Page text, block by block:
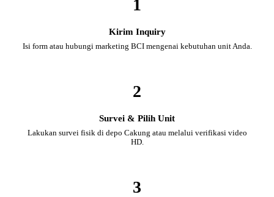
1
Kirim Inquiry
Isi form atau hubungi marketing BCI mengenai kebutuhan unit Anda.
2
Survei & Pilih Unit
Lakukan survei fisik di depo Cakung atau melalui verifikasi video
HD.
3